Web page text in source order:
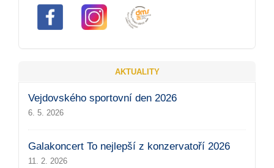
AKTUALITY
Vejdovského sportovní den 2026
6. 5. 2026
Galakoncert To nejlepší z konzervatoří 2026
11. 2. 2026